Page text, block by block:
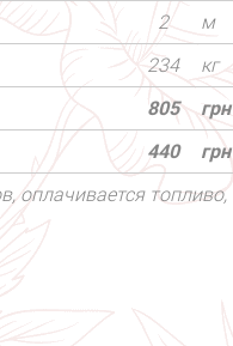
2
м
234
кг
805
грн
440
грн
оплачивается топливо,